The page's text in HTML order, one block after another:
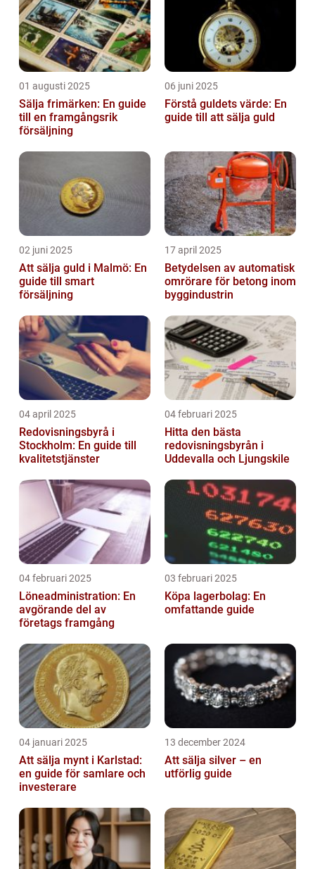
01 augusti 2025
Sälja frimärken: En guide
till en framgångsrik
försäljning
06 juni 2025
Förstå guldets värde: En
guide till att sälja guld
02 juni 2025
Att sälja guld i Malmö: En
guide till smart
försäljning
17 april 2025
Betydelsen av automatisk
omrörare för betong inom
byggindustrin
04 april 2025
Redovisningsbyrå i
Stockholm: En guide till
kvalitetstjänster
04 februari 2025
Hitta den bästa
redovisningsbyrån i
Uddevalla och Ljungskile
04 februari 2025
Löneadministration: En
avgörande del av
företags framgång
03 februari 2025
Köpa lagerbolag: En
omfattande guide
04 januari 2025
Att sälja mynt i Karlstad:
en guide för samlare och
investerare
13 december 2024
Att sälja silver – en
utförlig guide